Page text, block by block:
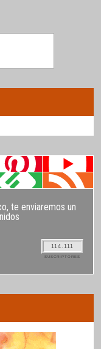
te enviaremos un
114.111
SUSCRIPTORES